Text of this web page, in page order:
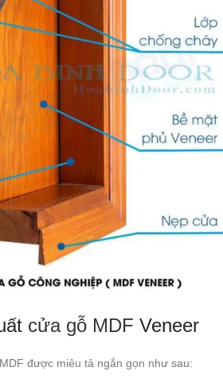
cửa gỗ MDF Veneer
được miêu tả ngắn gọn như sau: